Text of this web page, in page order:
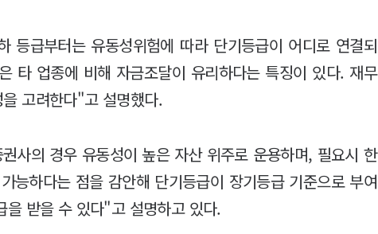
등급부터는 유동성위험에 따라 단기등급이 어디로 연결되
타 업종에 비해 자금조달이 유리하다는 특징이 있다. 재무
고려한다"고 설명했다.
사의 경우 유동성이 높은 자산 위주로 운용하며, 필요시 한
능하다는 점을 감안해 단기등급이 장기등급 기준으로 부여
을 받을 수 있다"고 설명하고 있다.